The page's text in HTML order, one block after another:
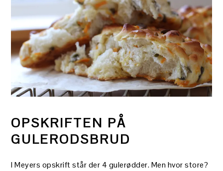
OPSKRIFTEN PÅ
GULERODSBRUD
I Meyers opskrift står der 4 gulerødder. Men hvor store?